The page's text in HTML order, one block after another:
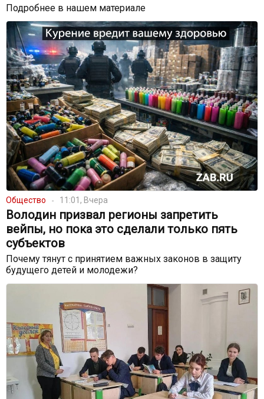
Подробнее в нашем материале
Общество 11:01, Вчера
Володин призвал регионы запретить
вейпы, но пока это сделали только пять
субъектов
Почему тянут с принятием важных законов в защиту
будущего детей и молодежи?